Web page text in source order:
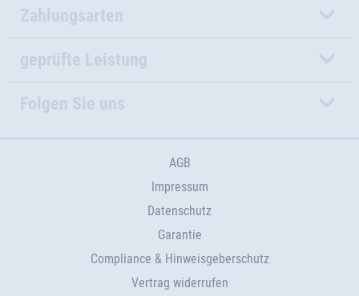
Zahlungsarten
geprüfte Leistung
Folgen Sie uns
AGB
Impressum
Datenschutz
Garantie
Compliance & Hinweisgeberschutz
Vertrag widerrufen